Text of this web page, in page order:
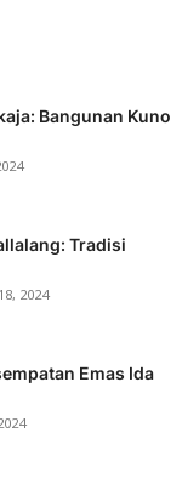
Bangunan Kuno
Tradisi
2024
Emas Ida